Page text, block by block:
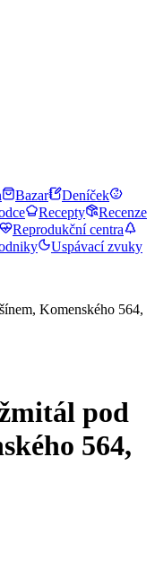
Bazar
Deníček
Recepty
Recenze
Reprodukční centra
Uspávací zvuky
Komenského 564,
pod
564,